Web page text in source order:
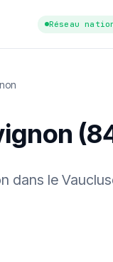
Réseau
dans le